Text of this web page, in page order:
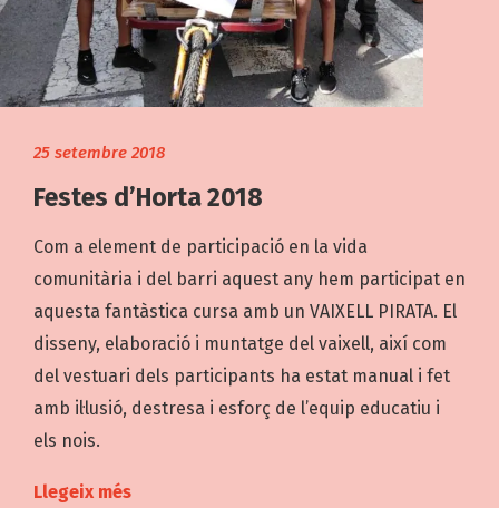
25 setembre 2018
Festes d’Horta 2018
Com a element de participació en la vida
comunitària i del barri aquest any hem participat en
aquesta fantàstica cursa amb un VAIXELL PIRATA. El
disseny, elaboració i muntatge del vaixell, així com
del vestuari dels participants ha estat manual i fet
amb il·lusió, destresa i esforç de l’equip educatiu i
els nois.
Llegeix més